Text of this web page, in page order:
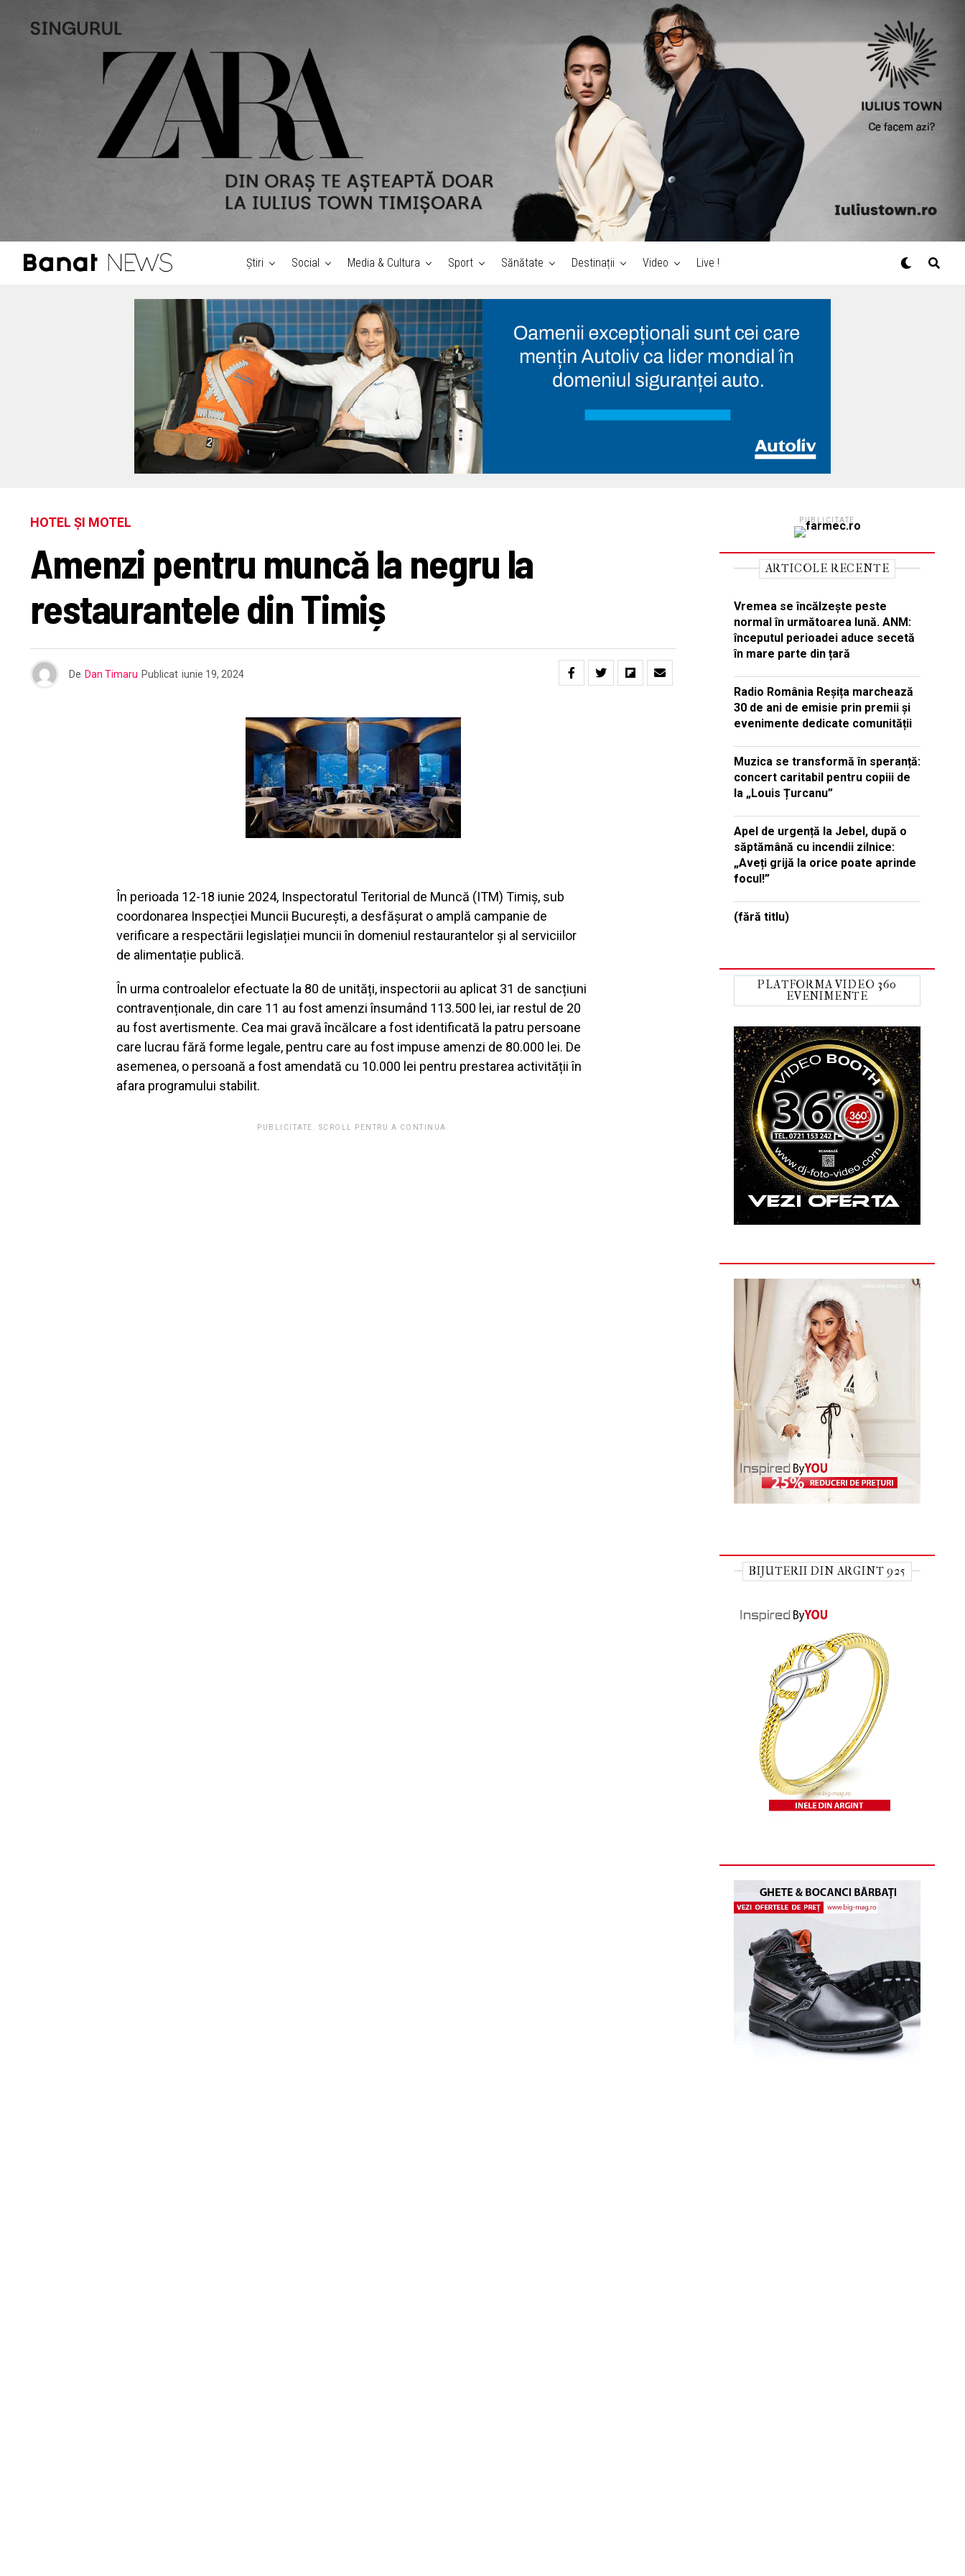
Știri Social Media & Cultura Sport Sănătate Destinații Video Live !
HOTEL ȘI MOTEL
Amenzi pentru muncă la negru la
restaurantele din Timiș
De Dan Timaru Publicat iunie 19, 2024
În perioada 12-18 iunie 2024, Inspectoratul Teritorial de Muncă (ITM) Timiș, sub
coordonarea Inspecției Muncii București, a desfășurat o amplă campanie de
verificare a respectării legislației muncii în domeniul restaurantelor și al serviciilor
de alimentație publică.
În urma controalelor efectuate la 80 de unități, inspectorii au aplicat 31 de sancțiuni
contravenționale, din care 11 au fost amenzi însumând 113.500 lei, iar restul de 20
au fost avertismente. Cea mai gravă încălcare a fost identificată la patru persoane
care lucrau fără forme legale, pentru care au fost impuse amenzi de 80.000 lei. De
asemenea, o persoană a fost amendată cu 10.000 lei pentru prestarea activității în
afara programului stabilit.
PUBLICITATE. SCROLL PENTRU A CONTINUA.
PUBLICITATE
ARTICOLE RECENTE
Vremea se încălzește peste
normal în următoarea lună. ANM:
începutul perioadei aduce secetă
în mare parte din țară
Radio România Reșița marchează
30 de ani de emisie prin premii și
evenimente dedicate comunității
Muzica se transformă în speranță:
concert caritabil pentru copiii de
la „Louis Țurcanu”
Apel de urgență la Jebel, după o
săptămână cu incendii zilnice:
„Aveți grijă la orice poate aprinde
focul!”
(fără titlu)
PLATFORMA VIDEO 360
EVENIMENTE
BIJUTERII DIN ARGINT 925